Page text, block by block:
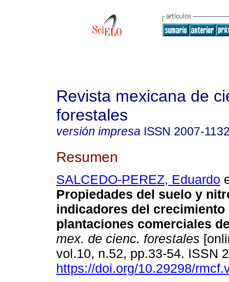
Revista mexicana de
forestales
versión impresa ISSN 2007-
Resumen
SALCEDO-PEREZ, Eduardo
Propiedades del suelo y
indicadores del crecimiento
plantaciones comerciales
mex. de cienc. forestales
vol.10, n.52, pp.33-54. ISSN
https://doi.org/10.29298/